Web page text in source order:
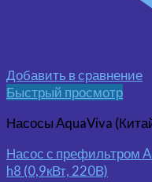
Добавить в сравнение
Быстрый просмотр
Насосы AquaViva
Насос с префильтром
h8 (0,9кВт, 220В)